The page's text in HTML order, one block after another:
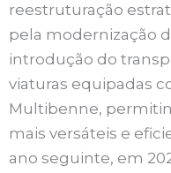
reestruturação
pela modernização
introdução do
viaturas equipadas
Multibenne,
mais versáteis e
ano seguinte, em